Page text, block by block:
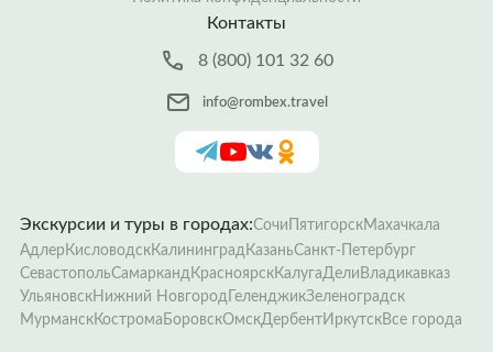
Контакты
8 (800) 101 32 60
info@rombex.travel
Экскурсии и туры в городах:Сочи ПятигорскМахачкала
Адлер КисловодскКалининградКазаньСанкт-Петербург
СевастопольСамаркандКрасноярскКалугаДели Владикавказ
УльяновскНижний НовгородГеленджикЗеленоградск
МурманскКострома БоровскОмскДербентИркутскВсе города